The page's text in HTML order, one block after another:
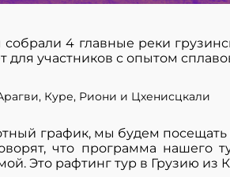
4 главные реки
для участников с опытом
Куре, Риони и Цхенисцкали
график, мы будем
что программа нашего
Это рафтинг тур в Грузию из